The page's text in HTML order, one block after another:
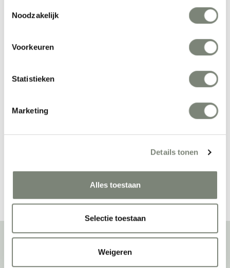
Noodzakelijk
Voorkeuren
Statistieken
Marketing
Details tonen
Alles toestaan
Selectie toestaan
Weigeren
BuzziZepp
hangpaneel
Bekijk alles van BuzziSpace
Over deprojectinrichter